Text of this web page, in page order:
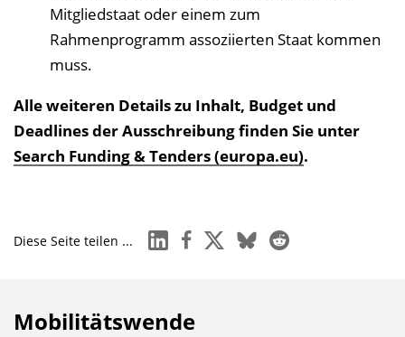
Mitgliedstaat oder einem zum
Rahmenprogramm assoziierten Staat kommen
muss.
Alle weiteren Details zu Inhalt, Budget und
Deadlines der Ausschreibung finden Sie unter
Search Funding & Tenders (europa.eu).
Diese Seite teilen ... linkedinfacebook
x blueskyreddit
Mobilitätswende